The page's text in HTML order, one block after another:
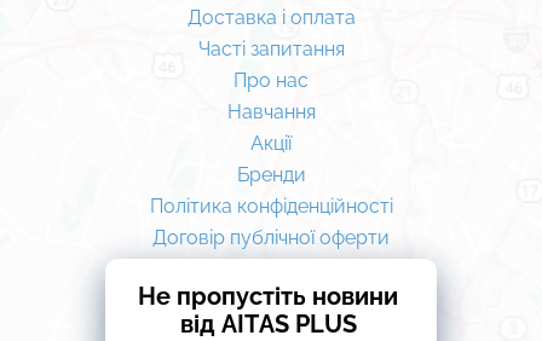
Доставка і оплата
Часті запитання
Про нас
Навчання
Акції
Бренди
Політика конфіденційності
Договір публічної оферти
Не пропустіть новини
від AITAS PLUS